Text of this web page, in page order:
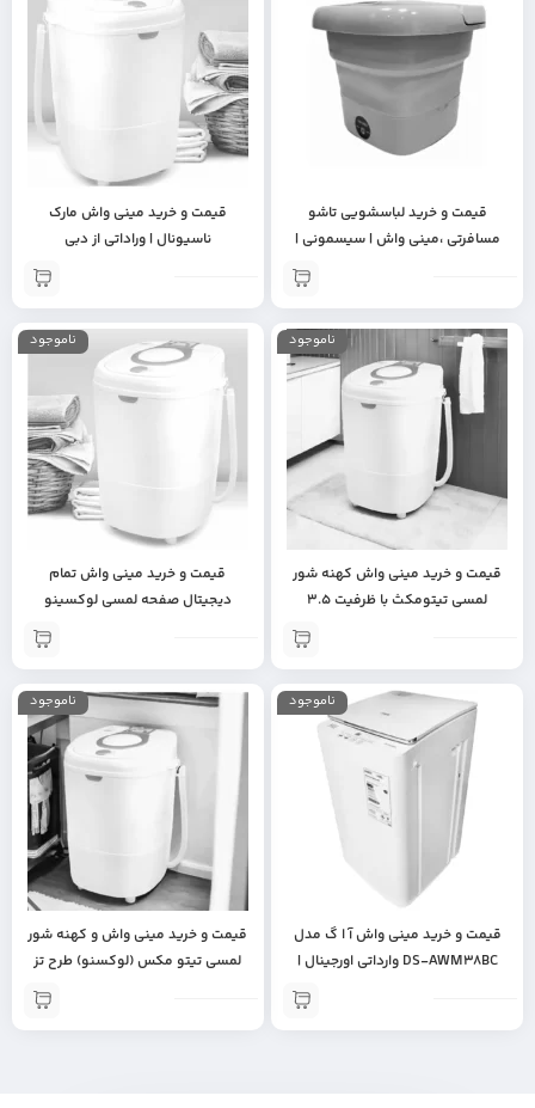
قیمت و خرید لباسشویی تاشو
مسافرتی ،مینی واش | سیسمونی |
لباس شویی تاشو اصل | مینی واش با
کیفیت | ماشین لباسشویی مناسب
لباس کودک
قیمت و خرید مینی واش مارک
ناسیونال | وراداتی از دبی
ناموجود
قیمت و خرید مینی واش کهنه شور
لمسی تیتومکث با ظرفیت 3.5
کیلوگرم | کیفیت عالی | کم مصرف |
خرید جهیزیه عروس | لوازم خانگی
اصلی
ناموجود
قیمت و خرید مینی واش تمام
دیجیتال صفحه لمسی لوکسینو
مدلMW35T ظرفیت3.5کیلویی |
دارای سبد خشک کن | خرید جهیزیه
عروس | لوازم خانگی خارجی اصل |
لباسشویی مینی فول دیجیتال
ناموجود
قیمت و خرید مینی واش آ ا گ مدل
DS-AWM38BC وارداتی اورجینال |‌
ناموجود
قیمت و خرید مینی واش و کهنه شور
لمسی تیتو مکس (لوکسنو) طرح تز
Tez | مینی واش لمسی | وارداتی از
دبی | امارات | لباسشویی مینی |